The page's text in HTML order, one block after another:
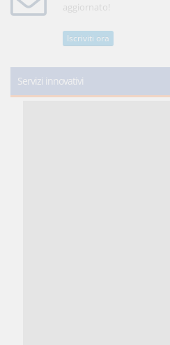
aggiornato!
Iscriviti ora
Servizi innovativi